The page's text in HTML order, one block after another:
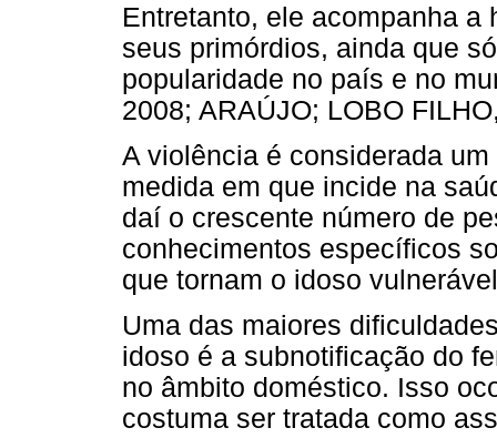
Entretanto, ele acompanha
seus primórdios, ainda que
popularidade no país e no
2008; ARAÚJO; LOBO
A violência é considerada
medida em que incide na
daí o crescente número de
conhecimentos específicos
que tornam o idoso
Uma das maiores
idoso é a subnotificação do
no âmbito doméstico. Isso
costuma ser tratada como